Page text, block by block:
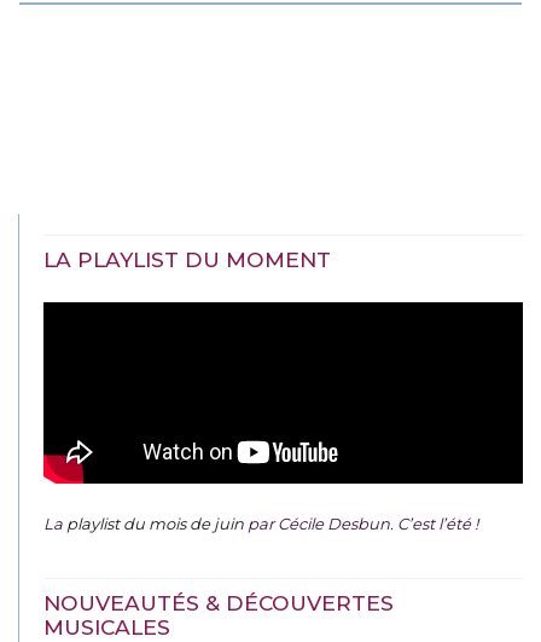
LA PLAYLIST DU MOMENT
La playlist du mois de juin par Cécile Desbun. C’est l’été !
NOUVEAUTÉS & DÉCOUVERTES
MUSICALES